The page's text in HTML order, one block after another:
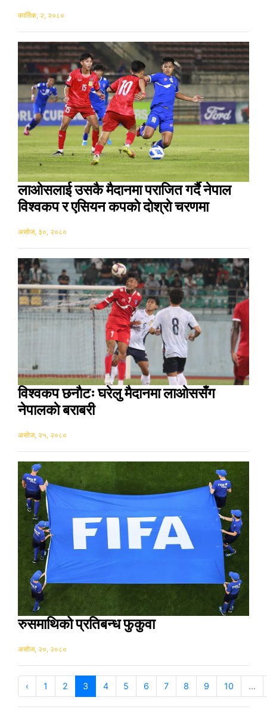
कार्तिक, २, २०८०
लाओसलाई उसकै मैदानमा पराजित गर्दै नेपाल
विश्वकप र एसियन कपकाे दाेश्राे चरणमा
असोज, ३०, २०८०
विश्वकप छनाैटः घरेलु मैदानमा लाओससँग
नेपालकाे बराबरी
असोज, २५, २०८०
रुसमाथिको प्रतिबन्ध फुकुवा
असोज, २०, २०८०
‹ 1 2 3 4 5 6 7 8 9 10 ...